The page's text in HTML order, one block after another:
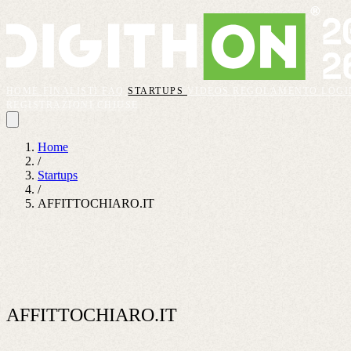
FAQSTARTUPS VIDEOS REGOLAMENTO
Home
/
Startups
/
AFFITTOCHIARO.IT
AFFITTOCHIARO.IT